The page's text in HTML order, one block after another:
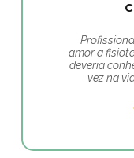
amor a
deveria
vez na